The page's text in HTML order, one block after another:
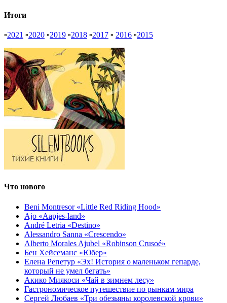
Итоги
▫2021 ▫2020 ▫2019 ▫2018 ▫2017 ▫ 2016 ▫2015
Что нового
Beni Montresor «Little Red Riding Hood»
Ajo «Aapjes-land»
André Letria «Destino»
Alessandro Sanna «Crescendo»
Alberto Morales Ajubel «Robinson Crusoé»
Бен Хейсеманс «Юбер»
Елена Репетур «Эх! История о маленьком гепарде,
который не умел бегать»
Акико Миякоси «Чай в зимнем лесу»
Гастрономическое путешествие по рынкам мира
Сергей Любаев «Три обезьяны королевской крови»